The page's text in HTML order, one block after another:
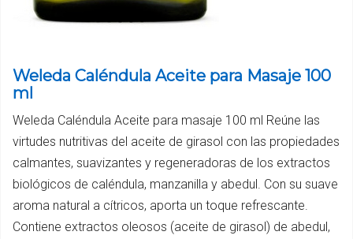
Weleda Caléndula Aceite para Masaje 100
ml
Weleda Caléndula Aceite para masaje 100 ml Reúne las
virtudes nutritivas del aceite de girasol con las propiedades
calmantes, suavizantes y regeneradoras de los extractos
biológicos de caléndula, manzanilla y abedul. Con su suave
aroma natural a cítricos, aporta un toque refrescante.
Contiene extractos oleosos (aceite de girasol) de abedul,